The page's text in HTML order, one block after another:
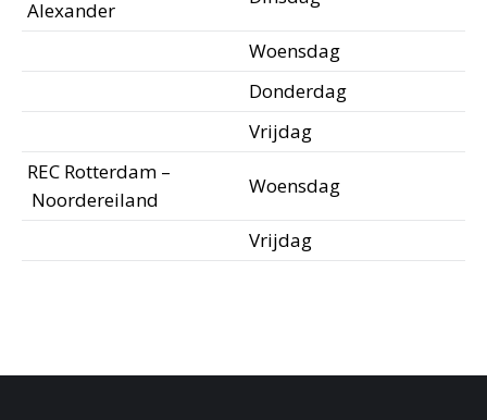
Alexander
Woensdag
Donderdag
Vrijdag
REC Rotterdam –
Noordereiland
Woensdag
Vrijdag